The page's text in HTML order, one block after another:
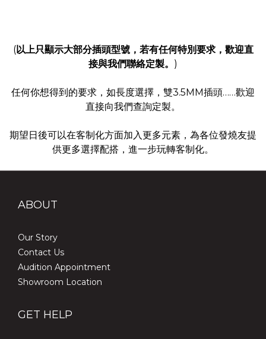
(以上只顯示大部分插頭型號，若有任何特別要求，歡迎直
接與我們聯絡定製。 )
任何你想得到的要求，如長度選擇，雙3.5MM插頭……歡迎
直接向我們查詢定製。
期望日後可以在客制化方面加入更多元素，為各位發燒友提
供更多選擇配搭，進一步玩轉客制化。
ABOUT
Our Story
Contact Us
Audition Appointment
Showroom Location
GET HELP